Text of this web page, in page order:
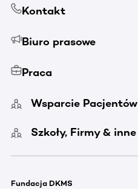
Kontakt
Biuro prasowe
Praca
Wsparcie Pacjentów
Szkoły, Firmy & inne
Fundacja DKMS